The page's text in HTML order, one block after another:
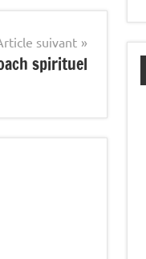
suivant
spirituel